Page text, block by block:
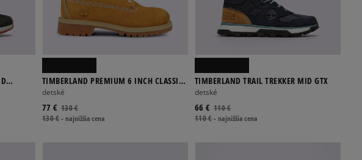
TIMBERLAND PREMIUM 6 INCH CLASSIC
BOOT FTC
detské
130 €
77 €
130 €-najnižšia cena
TIMBERLAND TRAIL TREKKER MID GTX
detské
110 €
66 €
110 €-najnižšia cena